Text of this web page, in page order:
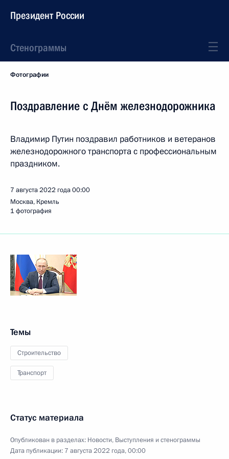
Президент России
Стенограммы
Фотографии
Поздравление с Днём железнодорожника
Владимир Путин поздравил работников и ветеранов
железнодорожного транспорта с профессиональным
праздником.
7 августа 2022 года00:00
Москва, Кремль
1 фотография
Темы
Строительство
Транспорт
Статус материала
Опубликован в разделах: Новости, Выступления и стенограммы
Дата публикации: 7 августа 2022 года, 00:00